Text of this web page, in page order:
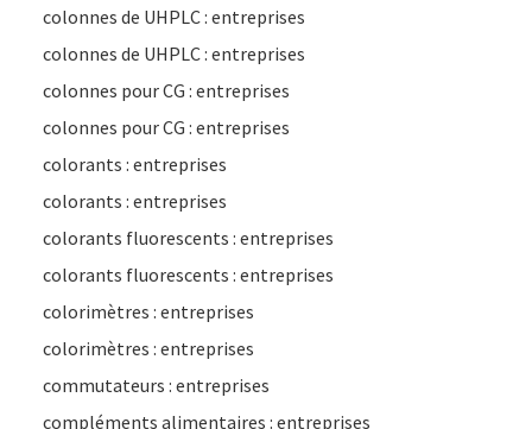
colonnes de UHPLC : entreprises
colonnes de UHPLC : entreprises
colonnes pour CG : entreprises
colonnes pour CG : entreprises
colorants : entreprises
colorants : entreprises
colorants fluorescents : entreprises
colorants fluorescents : entreprises
colorimètres : entreprises
colorimètres : entreprises
commutateurs : entreprises
compléments alimentaires : entreprises